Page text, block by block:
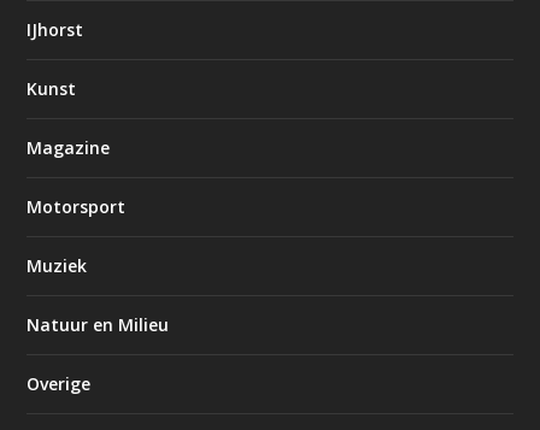
IJhorst
Kunst
Magazine
Motorsport
Muziek
Natuur en Milieu
Overige